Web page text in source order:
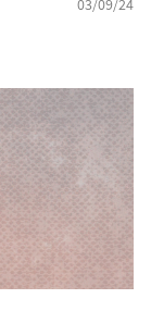
03/09/24